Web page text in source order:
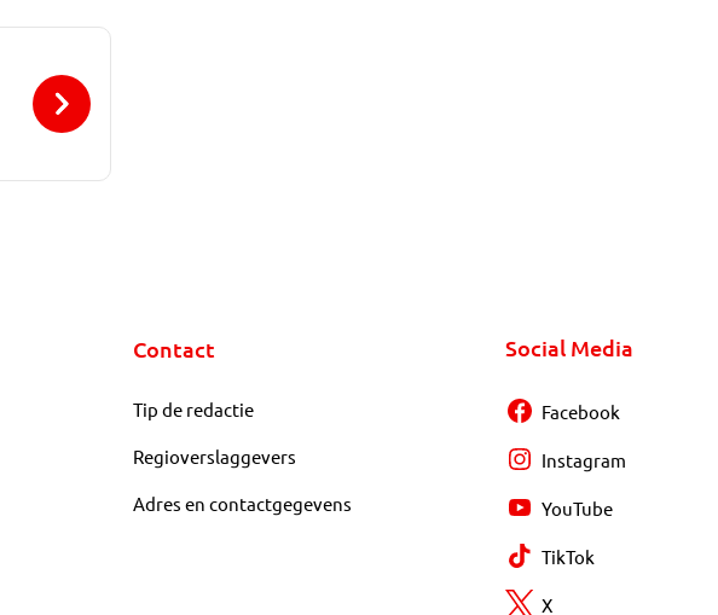
Contact
Tip de redactie
Regioverslaggevers
Adres en contactgegevens
Social Media
Facebook
Instagram
YouTube
TikTok
X